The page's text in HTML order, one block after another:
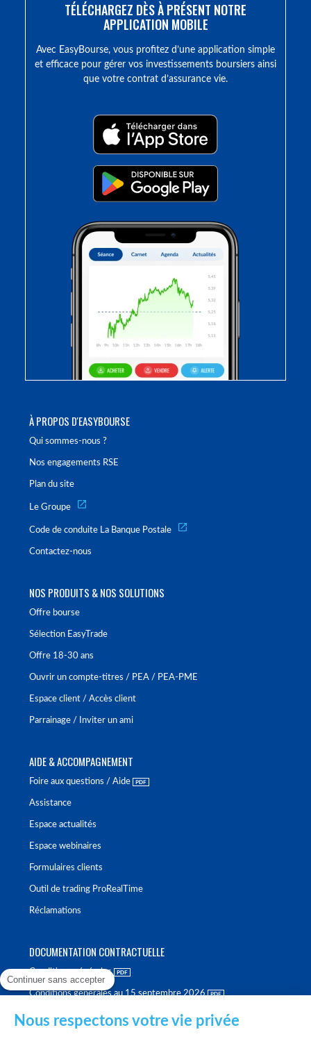
À PROPOS D'EASYBOURSE
Qui sommes-nous ?
Nos engagements RSE
Plan du site
Le Groupe
Code de conduite La Banque Postale
Contactez-nous
NOS PRODUITS & NOS SOLUTIONS
Offre bourse
Sélection EasyTrade
Offre 18-30 ans
Ouvrir un compte-titres / PEA / PEA-PME
Espace client / Accès client
Parrainage / Inviter un ami
AIDE & ACCOMPAGNEMENT
Foire aux questions / Aide
Assistance
Espace actualités
Espace webinaires
Formulaires clients
Outil de trading ProRealTime
Réclamations
DOCUMENTATION CONTRACTUELLE
Conditions générales
Conditions générales au 15 septembre 2026
TÉLÉCHARGEZ DÈS À PRÉSENT NOTRE
APPLICATION MOBILE
Avec EasyBourse, vous profitez d’une application simple
et efficace pour gérer vos investissements boursiers ainsi
que votre contrat d’assurance vie.
Continuer sans accepter
Nous respectons votre vie privée